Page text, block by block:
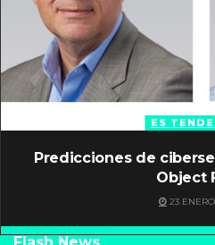
ES
Predicciones de
Object
23
Flash News